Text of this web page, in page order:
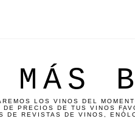
LOS VINOS DEL
DE PRECIOS DE TUS VINOS
DE REVISTAS DE VINOS,